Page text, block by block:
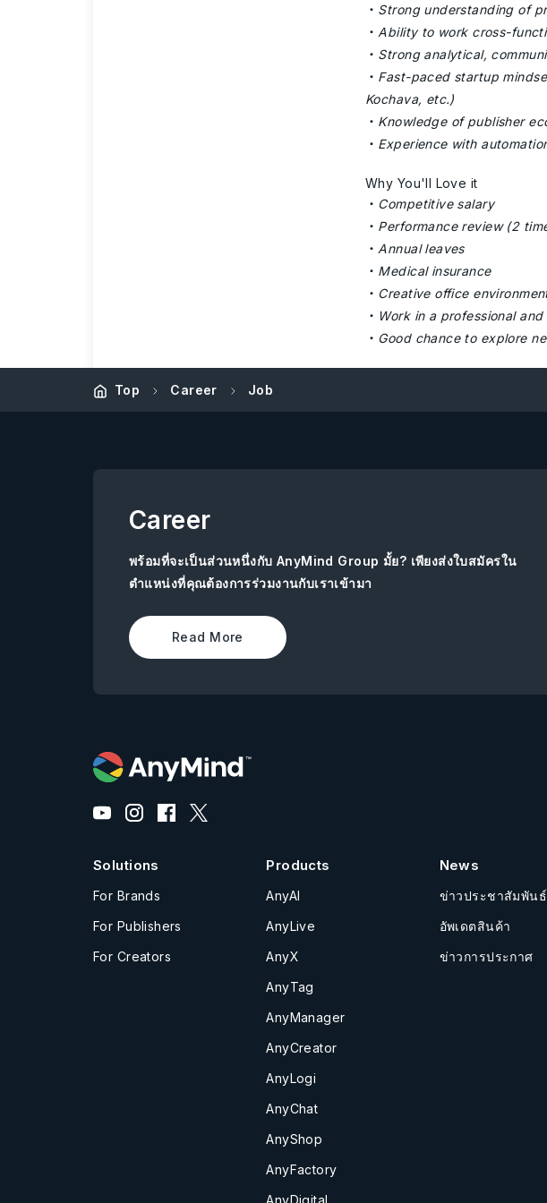
Strong understanding of
Ability to work cross-
Strong analytical,
Fast-paced startup
Kochava, etc.)
Knowledge of publisher
Experience with
Why You'll Love it
Competitive salary
Performance review (2
Annual leaves
Medical insurance
Creative office
Work in a professional
Good chance to explore
Top Career Job
Career
พร้อมที่จะเป็นส่วนหนึ่งกับ AnyMind Group มั้ย? เพียงส่งใบสมัครใน
ตำแหน่งที่คุณต้องการร่วมงานกับเราเข้ามา
Read More
Solutions
For Brands
For Publishers
For Creators
Products
AnyAI
AnyLive
AnyX
AnyTag
AnyManager
AnyCreator
AnyLogi
AnyChat
AnyShop
AnyFactory
AnyDigital
News
ข่าวประชาสัมพันธ์
อัพเดตสินค้า
ข่าวการประกาศ